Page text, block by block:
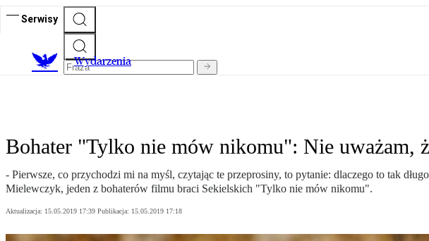
Serwisy
Wydarzenia
Bohater "Tylko nie mów nikomu": Nie uważam,
- Pierwsze, co przychodzi mi na myśl, czytając te przeprosiny, to pytanie: dlaczego to tak
Mielewczyk, jeden z bohaterów filmu braci Sekielskich "Tylko nie mów nikomu".
Aktualizacja: 15.05.2019 17:39 Publikacja: 15.05.2019 17:18